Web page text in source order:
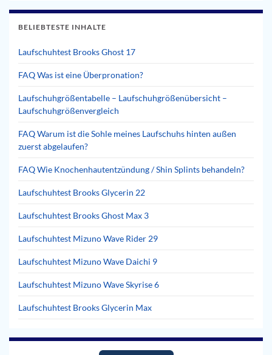
BELIEBTESTE INHALTE
Laufschuhtest Brooks Ghost 17
FAQ Was ist eine Überpronation?
Laufschuhgrößentabelle – Laufschuhgrößenübersicht –
Laufschuhgrößenvergleich
FAQ Warum ist die Sohle meines Laufschuhs hinten außen
zuerst abgelaufen?
FAQ Wie Knochenhautentzündung / Shin Splints behandeln?
Laufschuhtest Brooks Glycerin 22
Laufschuhtest Brooks Ghost Max 3
Laufschuhtest Mizuno Wave Rider 29
Laufschuhtest Mizuno Wave Daichi 9
Laufschuhtest Mizuno Wave Skyrise 6
Laufschuhtest Brooks Glycerin Max